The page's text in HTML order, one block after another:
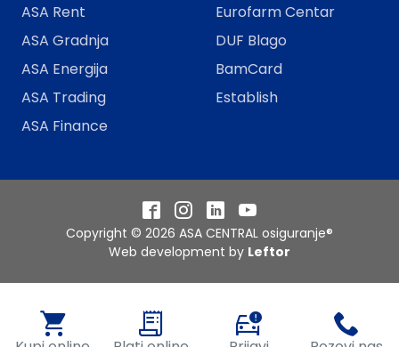
ASA Rent
ASA Gradnja
ASA Energija
ASA Trading
ASA Finance
Eurofarm Centar
DUF Blago
BamCard
Establish
FacebookInstagram
LinkedInYouTube
Copyright © 2026 ASA CENTRAL osiguranje®
Web development by Leftor